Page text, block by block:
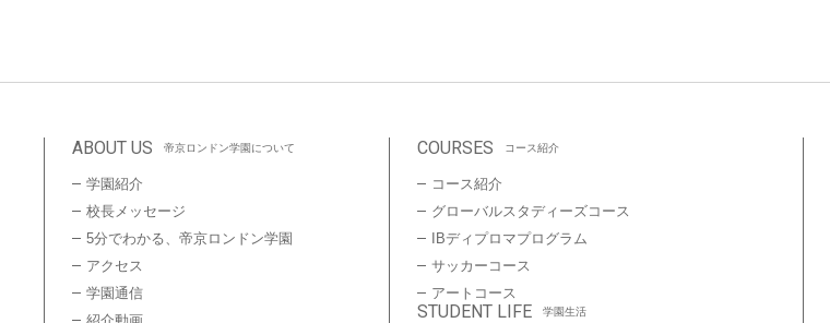
ABOUT US 帝京ロンドン学園について
学園紹介
校長メッセージ
5分でわかる、帝京ロンドン学園
アクセス
学園通信
COURSES コース紹介
コース紹介
グローバルスタディーズコース
IBディプロマプログラム
サッカーコース
アートコース
STUDENT LIFE 学園生活